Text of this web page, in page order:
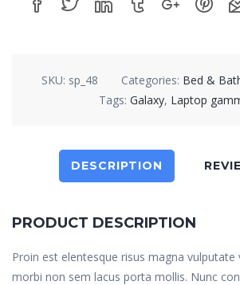
SKU: sp_48 Categories: Bed &
Tags: Galaxy, Laptop
DESCRIPTION
PRODUCT DESCRIPTION
Proin est elentesque risus magna vulputate
morbi non sem lacus porta mollis. Nunc